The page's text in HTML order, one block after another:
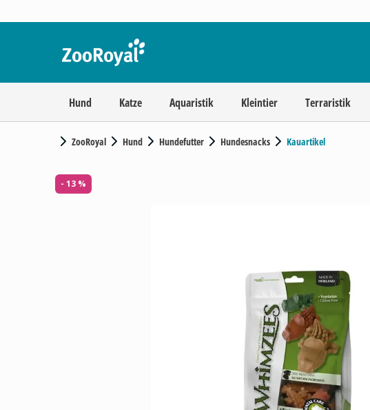
Hund Katze Aquaristik Kleintier Terraristik
ZooRoyal Hund Hundefutter Hundesnacks Kauartikel
- 13 %